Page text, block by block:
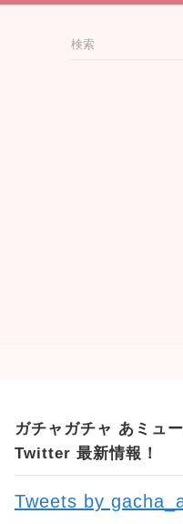
ガチャガチャ あミュ
Twitter 最新情報！
Tweets by